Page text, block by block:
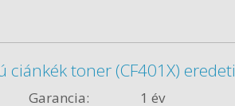
ciánkék toner (CF401X) eredeti
Garancia:
1 év